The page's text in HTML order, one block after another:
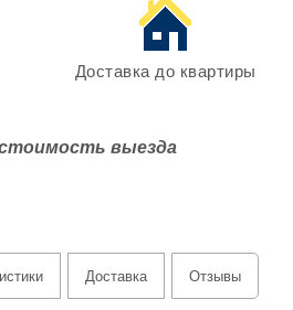
Доставка до квартиры
выезда
Доставка Отзывы